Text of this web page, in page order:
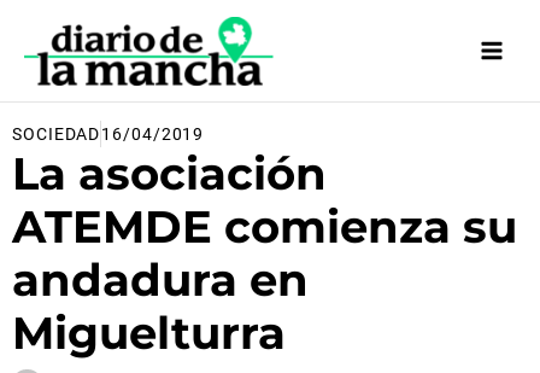
contenido
SOCIEDAD16/04/2019
La asociación
ATEMDE comienza su
andadura en
Miguelturra